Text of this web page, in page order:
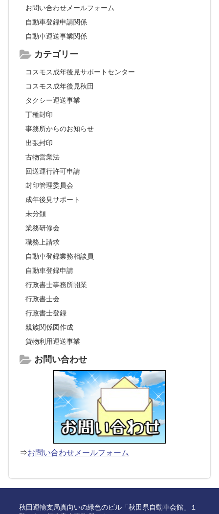
お問い合わせメールフォーム
自動車登録申請関係
自動車運送事業関係
カテゴリー
コスモス成年後見サポートセンター
コスモス成年後見秋田
タクシー運送事業
丁種封印
事務所からのお知らせ
出張封印
古物営業法
回送運行許可申請
封印管理委員会
成年後見サポート
未分類
業務研修会
職務上請求
自動車登録業務相談員
自動車登録申請
行政書士事務所開業
行政書士会
行政書士登録
親族関係図作成
貨物利用運送事業
お問い合わせ
⇒お問い合わせメールフォーム
秋田運輸支局真向いの緑色のビル「秋田県自動車会館」１